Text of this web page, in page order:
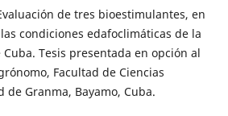
de tres bioestimulantes, en
condiciones edafoclimáticas de la
Tesis presentada en opción al
Facultad de Ciencias
de Granma, Bayamo, Cuba.